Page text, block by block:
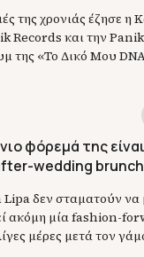
της χρονιάς έζησε η
Records και την
της «Το Δικό Μου
φόρεμά της
wedding brunch
δεν σταματούν να
ακόμη μία fashion-
μέρες μετά τον